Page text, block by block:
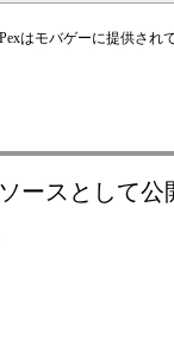
Pexはモバゲーに提供され
ースとして